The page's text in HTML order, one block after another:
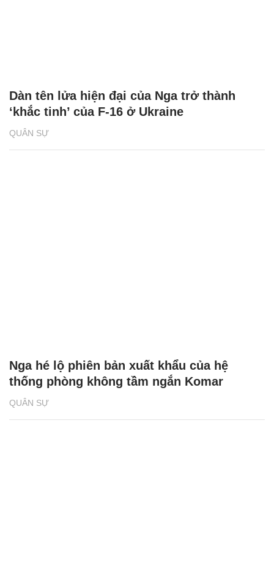
QUÂN SỰ
Dàn tên lửa hiện đại của Nga trở thành
‘khắc tinh’ của F-16 ở Ukraine
QUÂN SỰ
Nga hé lộ phiên bản xuất khẩu của hệ
thống phòng không tầm ngắn Komar